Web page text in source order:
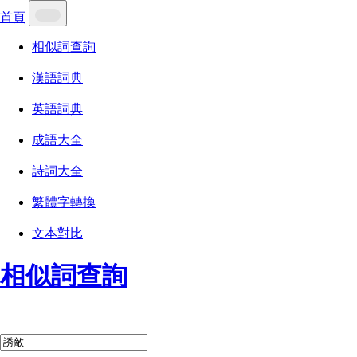
首頁
相似詞查詢
漢語詞典
英語詞典
成語大全
詩詞大全
繁體字轉換
文本對比
相似詞查詢